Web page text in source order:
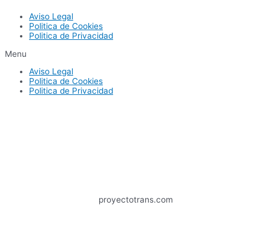
Aviso Legal
Politica de Cookies
Politica de Privacidad
Menu
Aviso Legal
Politica de Cookies
Politica de Privacidad
proyectotrans.com